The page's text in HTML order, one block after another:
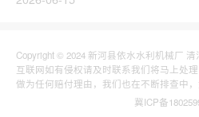
Copyright © 2024 新河县依水水利机械厂
互联网如有侵权请及时联系我们将马上处
做为任何赔付理由，我们也在不断排查中
冀ICP备